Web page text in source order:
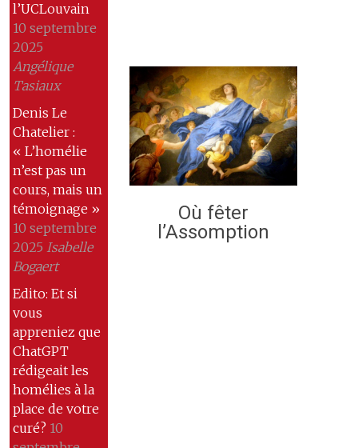
l’UCLouvain
10 septembre
2025
Angélique
Tasiaux
Denis Le
Chatelier :
« L’homélie
n’est pas un
cours, mais un
témoignage »
10 septembre
2025 Isabelle
Bogaert
Edito: Et si
vous
appreniez que
ChatGPT
rédigeait les
homélies à la
place de votre
curé? 10
Où fêter
l’Assomption